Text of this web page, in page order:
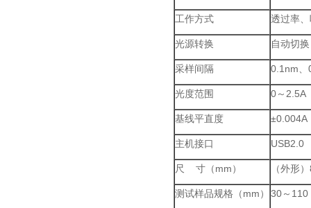
工作方式 透过率
光源转换 自动切
采样间隔 0.1nm、
光度范围 0～2.5A
基线平直度 ±0.004A
主机接口 USB2.0
尺 寸（mm） （外形
测试样品规格（mm） 30～110